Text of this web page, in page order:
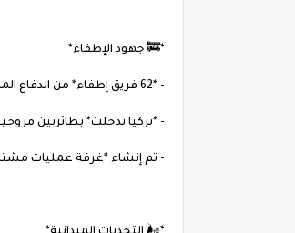
*🚒 جهود الإطفاء*
- *62 فريق إطفاء* من الدفاع المدني السوري وأفواج الغطاء الحراجي يشاركون في عمليات الإخماد⁽²⁾.
- *تركيا تدخلت* بطائرتين مروحيتين و11 آلية إطفاء بعد تنسيق مع وزارة
- تم إنشاء *غرفة عمليات